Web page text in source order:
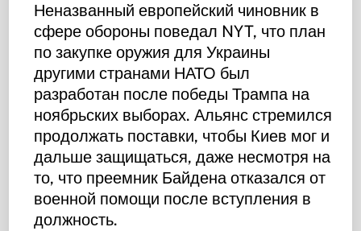
Неназванный европейский чиновник в
сфере обороны поведал NYT, что план
по закупке оружия для Украины
другими странами НАТО был
разработан после победы Трампа на
ноябрьских выборах. Альянс стремился
продолжать поставки, чтобы Киев мог и
дальше защищаться, даже несмотря на
то, что преемник Байдена отказался от
военной помощи после вступления в
должность.